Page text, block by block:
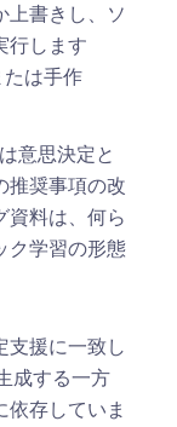
上書きし、ソ
行します
たは手作
意思決定と
推奨事項の改
資料は、何ら
ク学習の形態
支援に一致し
成する一方
存していま